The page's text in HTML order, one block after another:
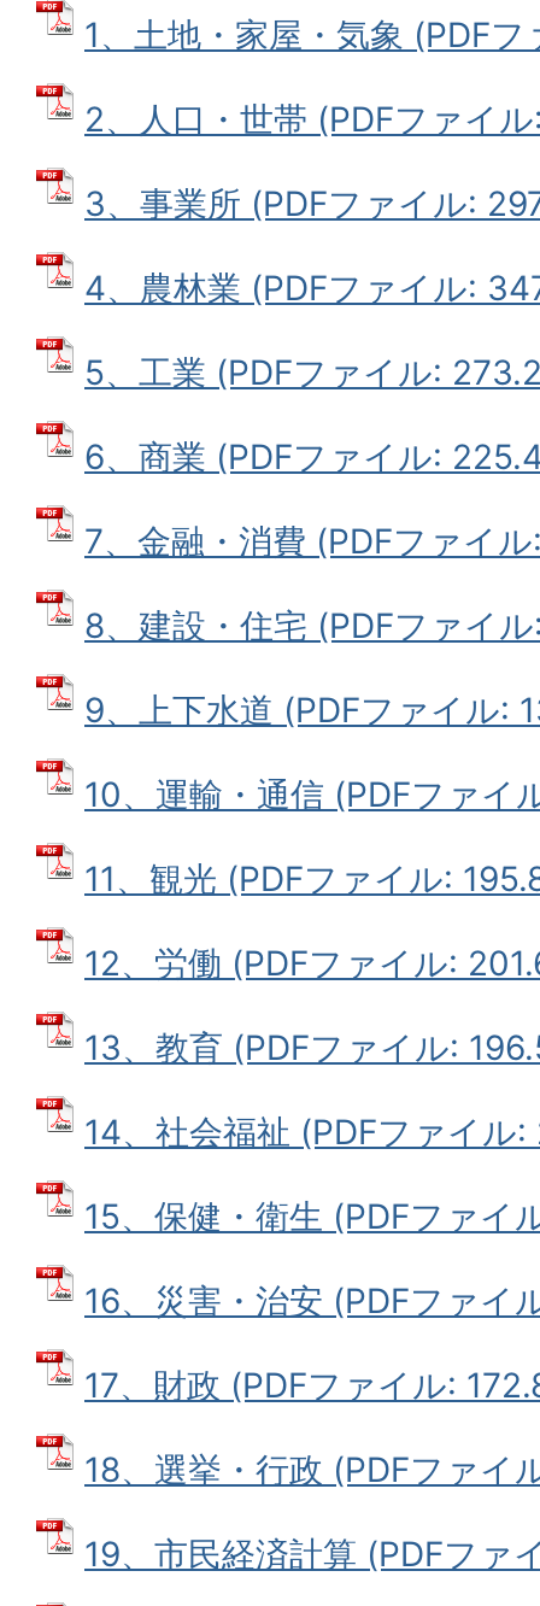
1、土地・家屋・気象 (PDF
2、人口・世帯 (PDFファイ
3、事業所 (PDFファイル:
4、農林業 (PDFファイル:
5、工業 (PDFファイル:
6、商業 (PDFファイル:
7、金融・消費 (PDFファイ
8、建設・住宅 (PDFファイ
9、上下水道 (PDFファイル:
10、運輸・通信 (PDFファイ
11、観光 (PDFファイル:
12、労働 (PDFファイル:
13、教育 (PDFファイル:
14、社会福祉 (PDFファイル
15、保健・衛生 (PDFファイ
16、災害・治安 (PDFファイ
17、財政 (PDFファイル:
18、選挙・行政 (PDFファイ
19、市民経済計算 (PDFファ